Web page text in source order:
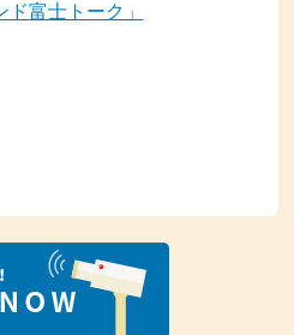
富士トーク」